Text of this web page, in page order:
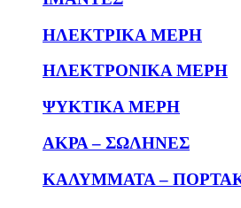
ΗΛΕΚΤΡΙΚΑ ΜΕΡΗ
ΗΛΕΚΤΡΟΝΙΚΑ ΜΕΡΗ
ΨΥΚΤΙΚΑ ΜΕΡΗ
ΑΚΡΑ – ΣΩΛΗΝΕΣ
ΚΑΛΥΜΜΑΤΑ –